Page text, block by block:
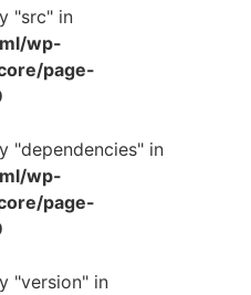
"src" in
wp-
page-
"dependencies" in
wp-
page-
"version" in